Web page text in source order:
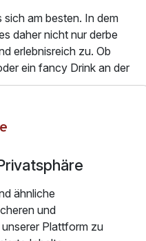
am besten. In dem
daher nicht nur derbe
erlebnisreich zu. Ob
ein fancy Drink an der
& schick einen
Kulissen.
gibt es, sowohl auf dem
von den 5 Elementen
Ein knisternder Kamin,
prangen, leuchtende
ähnliche
und
Plattform zu